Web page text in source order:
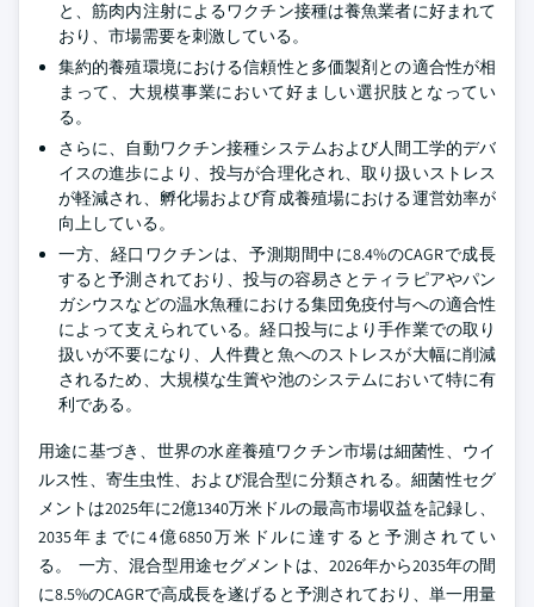
と、筋肉内注射によるワクチン接種は養魚業者に好まれて
おり、市場需要を刺激している。
集約的養殖環境における信頼性と多価製剤との適合性が相
まって、大規模事業において好ましい選択肢となってい
る。
さらに、自動ワクチン接種システムおよび人間工学的デバ
イスの進歩により、投与が合理化され、取り扱いストレス
が軽減され、孵化場および育成養殖場における運営効率が
向上している。
一方、経口ワクチンは、予測期間中に8.4%のCAGRで成長
すると予測されており、投与の容易さとティラピアやパン
ガシウスなどの温水魚種における集団免疫付与への適合性
によって支えられている。経口投与により手作業での取り
扱いが不要になり、人件費と魚へのストレスが大幅に削減
されるため、大規模な生簀や池のシステムにおいて特に有
利である。
用途に基づき、世界の水産養殖ワクチン市場は細菌性、ウイ
ルス性、寄生虫性、および混合型に分類される。細菌性セグ
メントは2025年に2億1340万米ドルの最高市場収益を記録し、
2035年までに4億6850万米ドルに達すると予測されてい
る。 一方、混合型用途セグメントは、2026年から2035年の間
に8.5%のCAGRで高成長を遂げると予測されており、単一用量